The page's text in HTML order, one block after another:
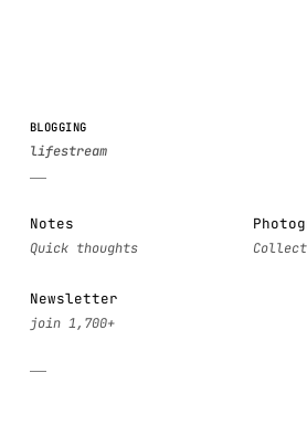
BLOGGING
Notes
Newsletter